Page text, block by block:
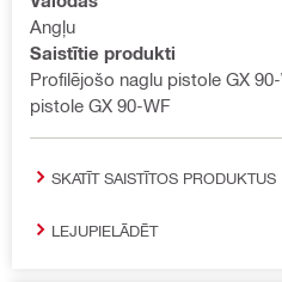
Angļu
Saistītie produkti
Profilējošo naglu pistole GX
pistole GX 90-WF
SKATĪT SAISTĪTOS PRODUKTUS
LEJUPIELĀDĒT